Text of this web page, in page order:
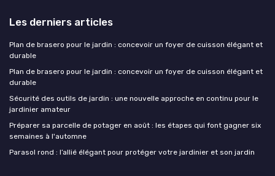
Les derniers articles
Plan de brasero pour le jardin : concevoir un foyer de cuisson élégant et
durable
Plan de brasero pour le jardin : concevoir un foyer de cuisson élégant et
durable
Sécurité des outils de jardin : une nouvelle approche en continu pour le
jardinier amateur
Préparer sa parcelle de potager en août : les étapes qui font gagner six
semaines à l'automne
Parasol rond : l’allié élégant pour protéger votre jardinier et son jardin